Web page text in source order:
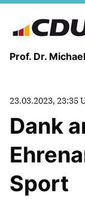
Prof. Dr.
23.03.2023, 23:35
Dank
Sport